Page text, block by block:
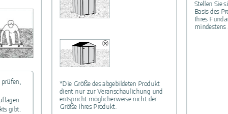
gibt.
*Die Größe des abgebildeten Produkt
dient nur zur Veranschaulichung und
entspricht möglicherweise nicht der
Größe Ihres Produkt.
Stellen Sie
Basis des
Ihres